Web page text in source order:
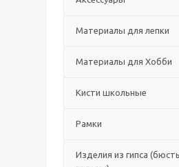
Материалы для лепки
Материалы для Хобби
Кисти школьные
Рамки
Изделия из гипса